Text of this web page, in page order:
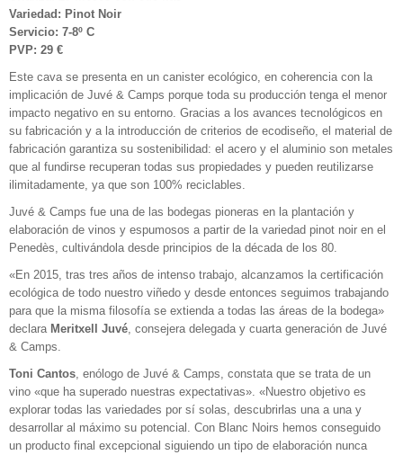
Variedad: Pinot Noir
Servicio: 7-8º C
PVP: 29 €
Este cava se presenta en un canister ecológico, en coherencia con la
implicación de Juvé & Camps porque toda su producción tenga el menor
impacto negativo en su entorno. Gracias a los avances tecnológicos en
su fabricación y a la introducción de criterios de ecodiseño, el material de
fabricación garantiza su sostenibilidad: el acero y el aluminio son metales
que al fundirse recuperan todas sus propiedades y pueden reutilizarse
ilimitadamente, ya que son 100% reciclables.
Juvé & Camps fue una de las bodegas pioneras en la plantación y
elaboración de vinos y espumosos a partir de la variedad pinot noir en el
Penedès, cultivándola desde principios de la década de los 80.
«En 2015, tras tres años de intenso trabajo, alcanzamos la certificación
ecológica de todo nuestro viñedo y desde entonces seguimos trabajando
para que la misma filosofía se extienda a todas las áreas de la bodega»
declara Meritxell Juvé , consejera delegada y cuarta generación de Juvé
& Camps.
Toni Cantos , enólogo de Juvé & Camps, constata que se trata de un
vino «que ha superado nuestras expectativas». «Nuestro objetivo es
explorar todas las variedades por sí solas, descubrirlas una a una y
desarrollar al máximo su potencial. Con Blanc Noirs hemos conseguido
un producto final excepcional siguiendo un tipo de elaboración nunca